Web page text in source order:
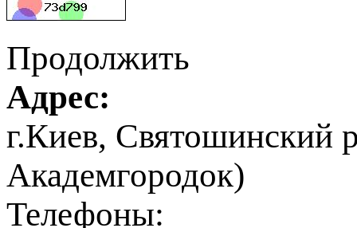
Продолжить
Адрес:
г.Киев, Святошинский
Академгородок)
Телефоны: